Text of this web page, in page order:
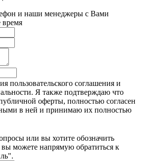
и наши менеджеры с Вами
время
пользовательского соглашения и
Я также подтверждаю что
оферты, полностью согласен
в ней и принимаю их полностью
или вы хотите обозначить
можете напрямую обратиться к